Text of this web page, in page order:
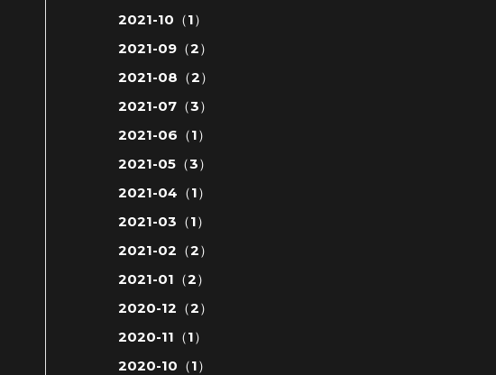
2021-10（1）
2021-09（2）
2021-08（2）
2021-07（3）
2021-06（1）
2021-05（3）
2021-04（1）
2021-03（1）
2021-02（2）
2021-01（2）
2020-12（2）
2020-11（1）
2020-10（1）